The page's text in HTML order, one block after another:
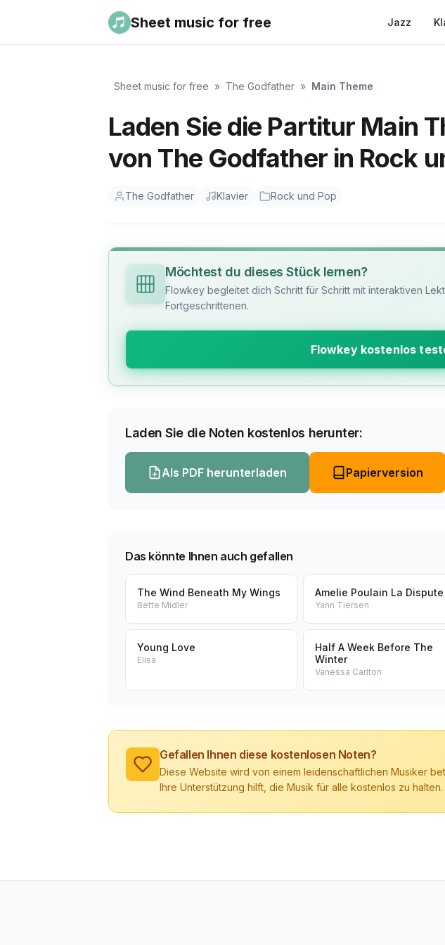
Sheet music for free Jazz
Sheet music for free » The Godfather » Main Theme
Laden Sie die Partitur Main
von The Godfather in Rock
The Godfather Klavier Rock und Pop
Möchtest du dieses Stück lernen?
Flowkey begleitet dich Schritt für Schritt mit interaktiven
Fortgeschrittenen.
Flowkey kostenlos
Laden Sie die Noten kostenlos herunter:
Als PDF herunterladen Papierversion
Das könnte Ihnen auch gefallen
The Wind Beneath My Wings
Bette Midler
Amelie Poulain La Dispute
Yann Tiersen
Young Love
Elisa
Half A Week Before The
Winter
Vanessa Carlton
Gefallen Ihnen diese kostenlosen Noten?
Diese Website wird von einem leidenschaftlichen Musiker
Ihre Unterstützung hilft, die Musik für alle kostenlos zu halten.